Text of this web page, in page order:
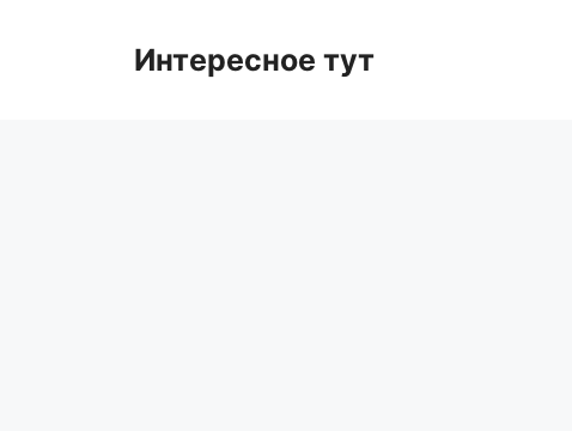
Интересное тут